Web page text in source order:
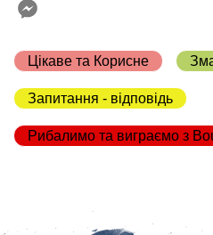
Telegram
Цікаве та Корисне
Запитання - відповідь
Рибалимо та виграємо з